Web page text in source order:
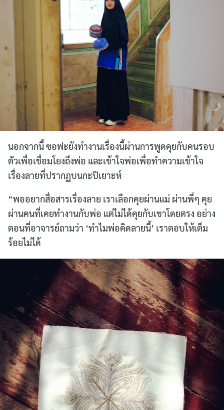
นอกจากนี้ ซอฟะยังทำงานเรื่องนี้ผ่านการพูดคุยกับคนรอบ
ตัวเพื่อเชื่อมโยงถึงพ่อ และเข้าใจพ่อเพื่อทำความเข้าใจ
เรื่องลายที่ปรากฏบนกะปิเยาะห์
“พออยากสื่อสารเรื่องลาย เราเลือกคุยผ่านแม่ ผ่านพี่ๆ คุย
ผ่านคนที่เคยทำงานกับพ่อ แต่ไม่ได้คุยกับเขาโดยตรง อย่าง
ตอนที่อาจารย์ถามว่า ‘ทำไมพ่อคิดลายนี้’ เราตอบให้เต็ม
ร้อยไม่ได้